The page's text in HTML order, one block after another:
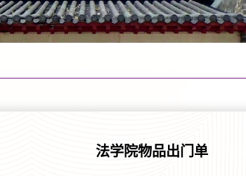
法学院物品出门单